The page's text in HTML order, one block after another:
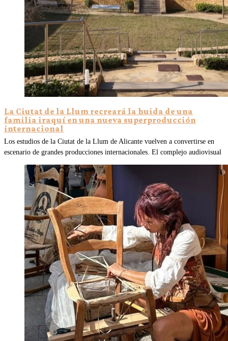
La Ciutat de la Llum recreará la huida de una
familia iraquí en una nueva superproducción
internacional
Los estudios de la Ciutat de la Llum de Alicante vuelven a convertirse en
escenario de grandes producciones internacionales. El complejo audiovisual